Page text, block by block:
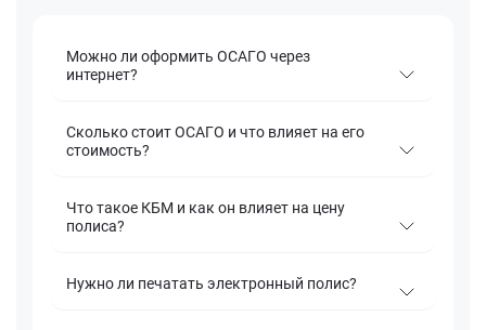
Можно ли оформить ОСАГО через
интернет?
Сколько стоит ОСАГО и что влияет на его
стоимость?
Что такое КБМ и как он влияет на цену
полиса?
Нужно ли печатать электронный полис?